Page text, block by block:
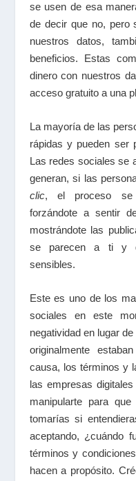
se usen de esa
de decir que no, pero
nuestros datos,
beneficios. Estas
dinero con nuestros
acceso gratuito a una
La mayoría de las
rápidas y pueden ser
Las redes sociales se
generan, si las
clic, el proceso se
forzándote a sentir
mostrándote las
se parecen a ti y
sensibles.
Este es uno de los
sociales en este
negatividad en lugar
originalmente
causa, los términos y
las empresas
manipularte para
tomarías si
aceptando, ¿cuándo
términos y
hacen a propósito.